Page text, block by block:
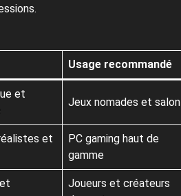
Usage recommandé
et
Jeux nomades et salon
et
PC gaming haut de
gamme
Joueurs et créateurs